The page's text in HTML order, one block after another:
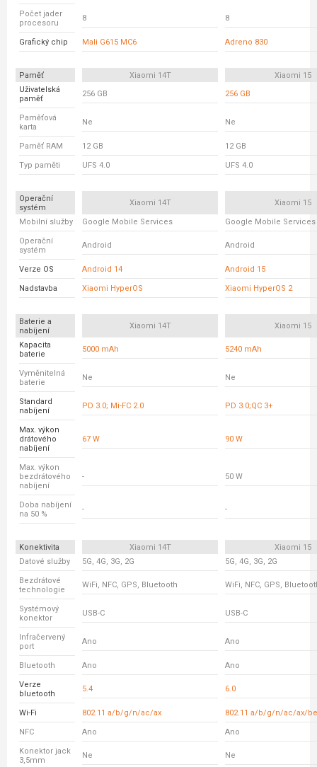
Počet jader
procesoru
8 8
Grafický chip Mali G615 MC6 Adreno 830
Paměť Xiaomi 14T
Xiaomi 15
Uživatelská
paměť
256 GB 256 GB
Paměťová
karta
Ne Ne
Paměť RAM 12 GB 12 GB
Typ paměti UFS 4.0 UFS 4.0
Operační
systém
Xiaomi 14T Xiaomi 15
Mobilní služby Google Mobile Services Google Mobile Services
Operační
systém
Android Android
Verze OS Android 14 Android 15
Nadstavba Xiaomi HyperOS Xiaomi HyperOS 2
Baterie a
nabíjení
Xiaomi 14T Xiaomi 15
Kapacita
baterie
5000 mAh 5240 mAh
Vyměnitelná
baterie
Ne Ne
Standard
nabíjení
PD 3.0; Mi-FC 2.0 PD 3.0;QC 3+
Max. výkon
drátového
nabíjení
67 W 90 W
Max. výkon
bezdrátového
nabíjení
- 50 W
Doba nabíjení
na 50 %
- -
Konektivita Xiaomi 14T
Xiaomi 15
Datové služby
5G, 4G, 3G, 2G 5G, 4G, 3G, 2G
Bezdrátové
technologie
WiFi, NFC, GPS, Bluetooth WiFi, NFC, GPS,
Systémový
konektor
USB-C USB-C
Infračervený
port
Ano Ano
Bluetooth Ano Ano
Verze
bluetooth
5.4 6.0
Wi-Fi 802.11 a/b/g/n/ac/ax 802.11 a/b/g/n/ac/ax/be
NFC Ano Ano
Konektor jack
3,5mm
Ne Ne